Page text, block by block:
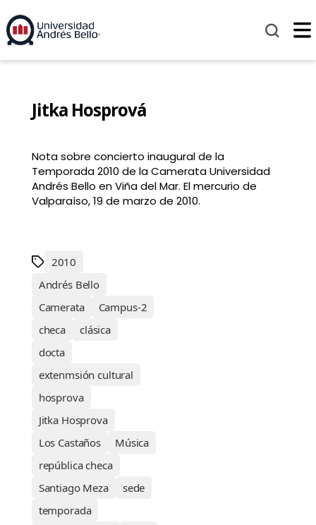
Jitka Hosprová
Nota sobre concierto inaugural de la
Temporada 2010 de la Camerata Universidad
Andrés Bello en Viña del Mar. El mercurio de
Valparaíso, 19 de marzo de 2010.
2010
Andrés Bello
Camerata
Campus-2
checa
clásica
docta
extenmsión cultural
hosprova
Jitka Hosprova
Los Castaños
Música
república checa
Santiago Meza
sede
temporada